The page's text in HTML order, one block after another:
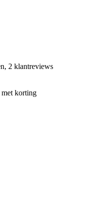
2 klantreviews
korting